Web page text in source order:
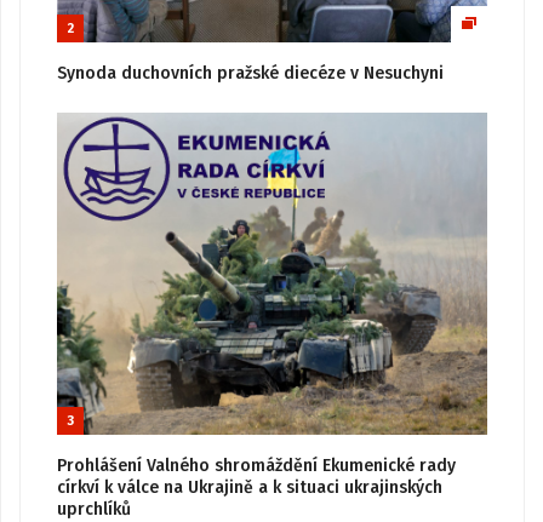
2
Synoda duchovních pražské diecéze v Nesuchyni
3
Prohlášení Valného shromáždění Ekumenické rady
církví k válce na Ukrajině a k situaci ukrajinských
uprchlíků